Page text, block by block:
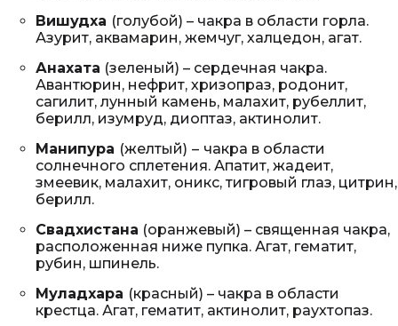
Вишудха (голубой) – чакра в области горла.
Азурит, аквамарин, жемчуг, халцедон, агат.
Анахата (зеленый) – сердечная чакра.
Авантюрин, нефрит, хризопраз, родонит,
сагилит, лунный камень, малахит, рубеллит,
берилл, изумруд, диоптаз, актинолит.
Манипура (желтый) – чакра в области
солнечного сплетения. Апатит, жадеит,
змеевик, малахит, оникс, тигровый глаз, цитрин,
берилл.
Свадхистана (оранжевый) – священная чакра,
расположенная ниже пупка. Агат, гематит,
рубин, шпинель.
Муладхара (красный) – чакра в области
крестца. Агат, гематит, актинолит, раухтопаз.